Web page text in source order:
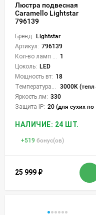
Люстра подвесная
Caramello Lightstar
796139
Бренд: Lightstar
Артикул: 796139
1
Цоколь: LED
Мощность вт: 18
3000K (теплый)
Яркость лм: 330
Защита IP: 20 (для сухих пом.)
НАЛИЧИЕ: 24 ШТ.
+519 бонус(ов)
25 999 ₽